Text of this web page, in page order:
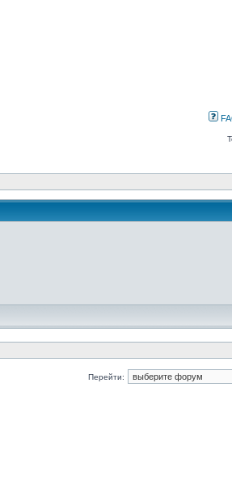
Перейти: